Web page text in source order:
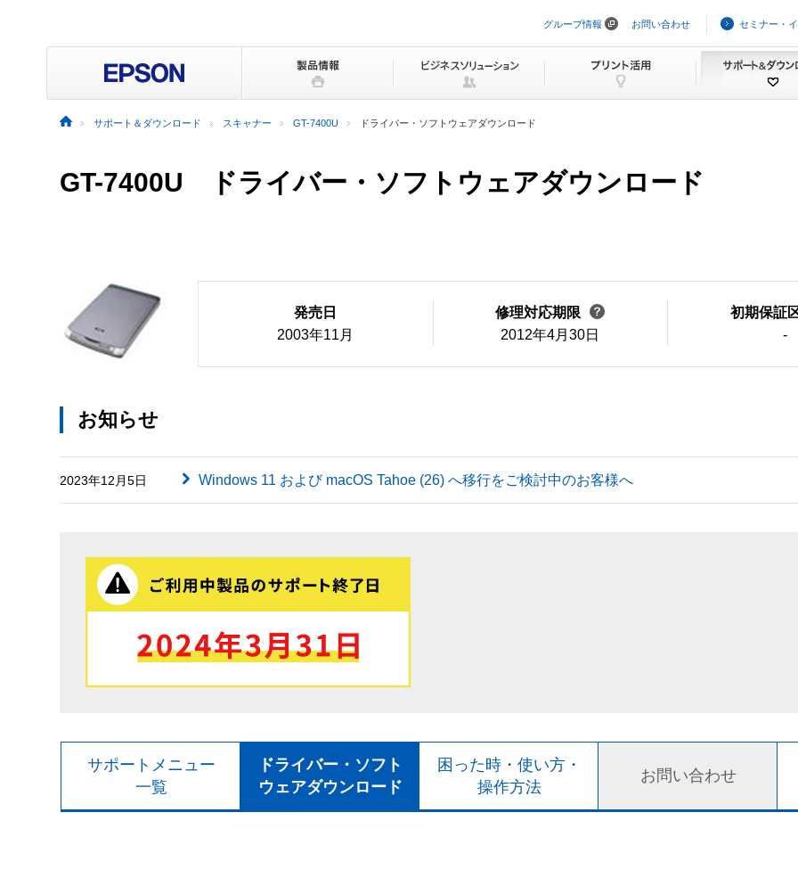
ビ
ョ
を
ッ
グループ情報 お問い合わせ セミナー・
サポート＆ダウンロード スキャナー GT-7400U ドライバー・ソフトウェアダウンロード
GT-7400U ドライバー・ソフトウェアダウンロード
発売日
2003年11月
修理対応期限
2012年4月30日
初期保証
-
お知らせ
2023年12月5日 Windows 11 および macOS Tahoe (26) へ移行をご検討中のお客様へ
サポートメニュー
一覧
ドライバー・ソフト
ウェアダウンロード
困った時・使い方・
操作方法
お問い合わせ